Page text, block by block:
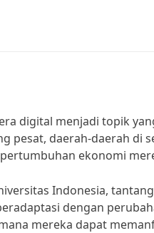
digital menjadi topik
pesat, daerah-daerah di
ekonomi
Indonesia,
dengan
mereka dapat